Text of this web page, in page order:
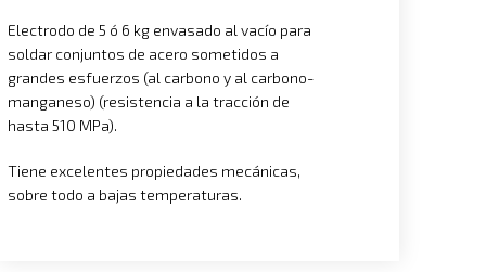
Electrodo de 5 ó 6 kg envasado al vacío para
soldar conjuntos de acero sometidos a
grandes esfuerzos (al carbono y al carbono-
manganeso) (resistencia a la tracción de
hasta 510 MPa).
Tiene excelentes propiedades mecánicas,
sobre todo a bajas temperaturas.